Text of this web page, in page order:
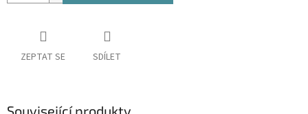
ZEPTAT SE SDÍLET
Související produkty